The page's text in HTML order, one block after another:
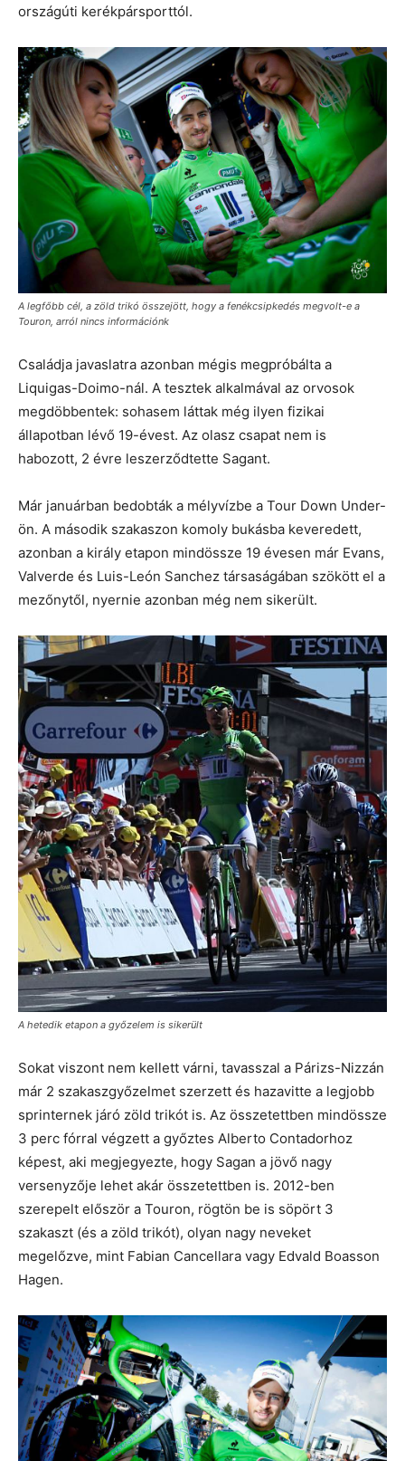
országúti kerékpársporttól.
A legfőbb cél, a zöld trikó összejött, hogy a fenékcsipkedés megvolt-e a
Touron, arról nincs információnk
Családja javaslatra azonban mégis megpróbálta a
Liquigas-Doimo-nál. A tesztek alkalmával az orvosok
megdöbbentek: sohasem láttak még ilyen fizikai
állapotban lévő 19-évest. Az olasz csapat nem is
habozott, 2 évre leszerződtette Sagant.
Már januárban bedobták a mélyvízbe a Tour Down Under-
ön. A második szakaszon komoly bukásba keveredett,
azonban a király etapon mindössze 19 évesen már Evans,
Valverde és Luis-León Sanchez társaságában szökött el a
mezőnytől, nyernie azonban még nem sikerült.
A hetedik etapon a győzelem is sikerült
Sokat viszont nem kellett várni, tavasszal a Párizs-Nizzán
már 2 szakaszgyőzelmet szerzett és hazavitte a legjobb
sprinternek járó zöld trikót is. Az összetettben mindössze
3 perc fórral végzett a győztes Alberto Contadorhoz
képest, aki megjegyezte, hogy Sagan a jövő nagy
versenyzője lehet akár összetettben is. 2012-ben
szerepelt először a Touron, rögtön be is söpört 3
szakaszt (és a zöld trikót), olyan nagy neveket
megelőzve, mint Fabian Cancellara vagy Edvald Boasson
Hagen.